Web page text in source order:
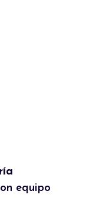
equipo